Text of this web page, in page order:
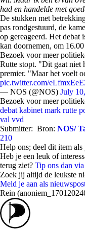
had en handelde met
De stukken met
pas rondgestuurd, de
op gereageerd. Het debat
kan doornemen, om
Bezoek voor meer
Rutte stopt. "Dit gaat niet
premier. "Maar het voelt
pic.twitter.com/
— NOS (@NOS) July
Bezoek voor meer
debat kabinet mark rutte
val vvd
Submitter: Bron: NOS/
210
Help ons; deel dit item
Heb je een leuk of
terug ziet? Tip ons dan
Zoek jij altijd de leukste
Meld je aan als
Rein